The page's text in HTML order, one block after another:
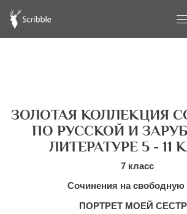
ЗОЛОТАЯ КОЛЛЕКЦИЯ
ПО РУССКОЙ И
ЛИТЕРАТУРЕ 5 - 11
7 класс
Сочинения на свободную
ПОРТРЕТ МОЕЙ